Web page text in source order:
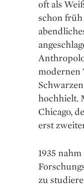
oft als
schon
modernen
hochhielt.
Chicago,
erst
1935
zu